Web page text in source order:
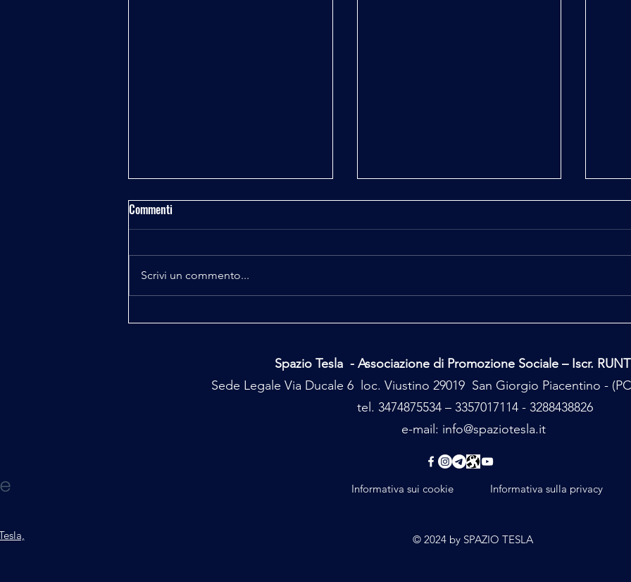
Enygma, quando la Storia tace o
"Sentire" le pietre della storia
Il
Commenti
Scrivi un commento...
Spazio Tesla - Associazione di Promozione Sociale – Iscr.
Sede Legale Via Ducale 6 loc. Viustino 29019 San Giorgio Piacentino -
tel. 3474875534 – 3357017114 - 3288438826
e-mail: info@spaziotesla.it
Informativa sui cookie Informativa sulla privacy
© 2024 by SPAZIO TESLA